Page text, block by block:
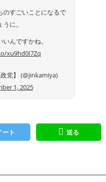
のすごいことになるで
うに。
んですかね。
xu9hd0I7Zq
党】 (@jinkamiya)
1, 2025
ート 送る